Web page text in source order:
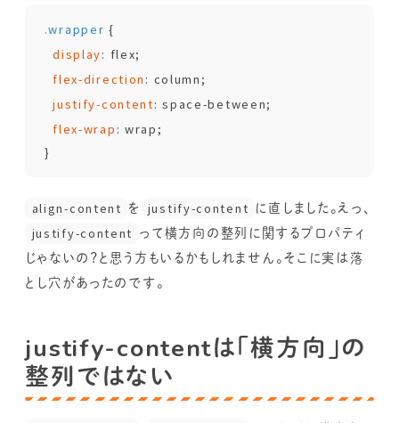
.wrapper {
display: flex;
flex-direction : column;
justify-content: space-between;
flex-wrap : wrap;
align-content を justify-content に直しました。えっ、
justify-content って横方向の整列に関するプロパティ
じゃないの？と思う方もいるかもしれません。そこに実は落
とし穴があったのです。
justify-contentは「横方向」の
整列ではない